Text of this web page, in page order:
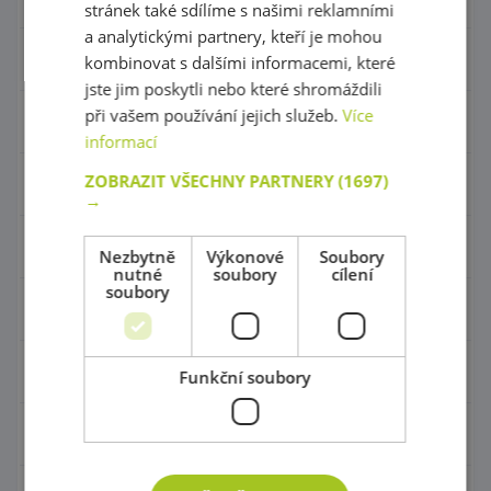
Didaktické pomůcky
Hračky - Tematika
Hudební nástroje
Výtvarní pomůcky - Kreativita
Pohyb a sportovní potřeby
stránek také sdílíme s našimi reklamními
a analytickými partnery, kteří je mohou
kombinovat s dalšími informacemi, které
jste jim poskytli nebo které shromáždili
při vašem používání jejich služeb.Více
informací
ZOBRAZIT VŠECHNY PARTNERY(1697)
→
Nezbytně
nutné
soubory
Výkonové
soubory
Soubory
cílení
Funkční soubory